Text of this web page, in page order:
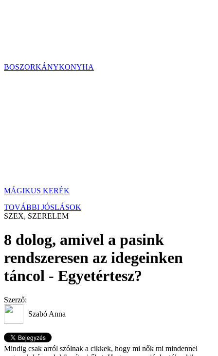
BOSZORKÁNYKONYHA
MÁGIKUS KERÉK
TOVÁBBI JÓSLÁSOK
SZEX, SZERELEM
8 dolog, amivel a pasink
rendszeresen az idegeinken
táncol - Egyetértesz?
Szerző:
Szabó Anna
Mindig csak arról szólnak a cikkek, hogy mi nők mi mindennel